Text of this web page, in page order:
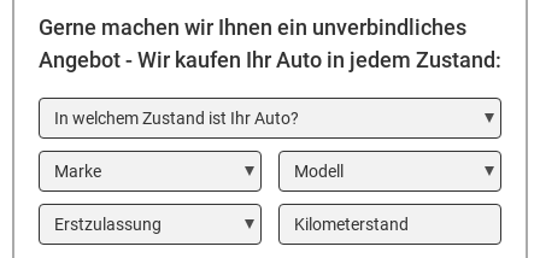
Gerne machen wir Ihnen ein unverbindliches
Angebot - Wir kaufen Ihr Auto in jedem Zustand:
In welchem Zustand ist Ihr Auto?
Marke Modell
Year Kilometerstand